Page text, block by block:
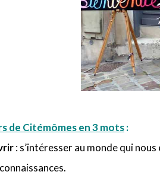
de Citémômes en 3 mots:
: s’intéresser au monde qui